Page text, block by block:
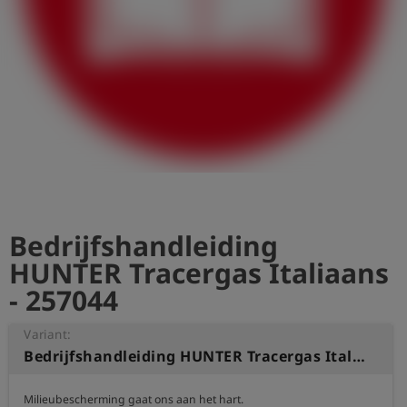
Bedrijfshandleiding
HUNTER Tracergas Italiaans
- 257044
Variant:
Bedrijfshandleiding HUNTER Tracergas Italiaans
Milieubescherming gaat ons aan het hart.